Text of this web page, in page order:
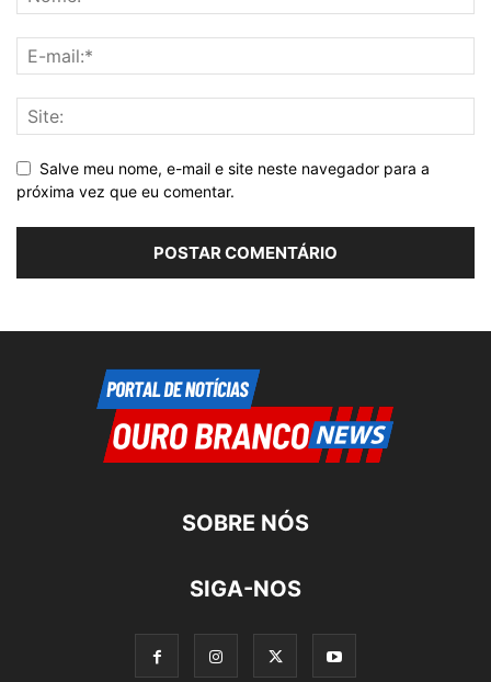
Salve meu nome, e-mail e site neste navegador para a
próxima vez que eu comentar.
SOBRE NÓS
SIGA-NOS